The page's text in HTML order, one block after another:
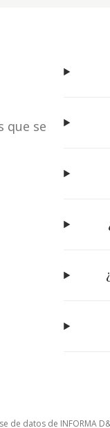
que se
de datos de INFORMA